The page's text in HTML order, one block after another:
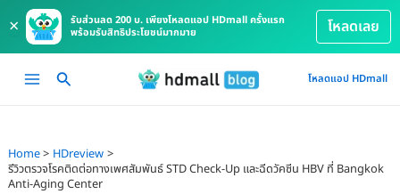
×
รับส่วนลด 200 บ. เพียงโหลดแอป HDmall ครั้งแรก
พร้อมรับสิทธิประโยชน์มากมาย
โหลดเลย
Main
โหลดแอป HDmall
Home
HDreview
รีวิวตรวจโรคติดต่อทางเพศสัมพันธ์ STD Check-Up และฉีดวัคซีน HBV ที่ Bangkok
Anti-Aging Center